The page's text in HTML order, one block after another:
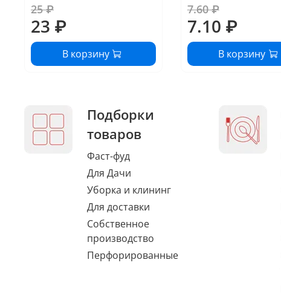
25 ₽
23 ₽
В корзину
7.60 ₽
7.10 ₽
В корзину
Подборки
товаров
Фаст-фуд
Для Дачи
Уборка и клининг
Для доставки
Собственное
производство
Перфорированные